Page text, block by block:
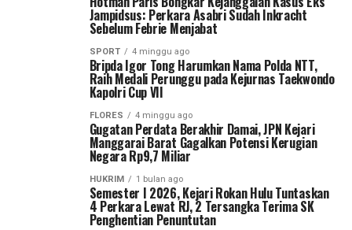
Jampidsus: Perkara Asabri Sudah Inkracht
Sebelum Febrie Menjabat
SPORT 4 minggu ago
Bripda Igor Tong Harumkan Nama Polda NTT,
Raih Medali Perunggu pada Kejurnas Taekwondo
Kapolri Cup VII
FLORES 4 minggu ago
Gugatan Perdata Berakhir Damai, JPN Kejari
Manggarai Barat Gagalkan Potensi Kerugian
Negara Rp9,7 Miliar
HUKRIM 1 bulan ago
Semester I 2026, Kejari Rokan Hulu Tuntaskan
4 Perkara Lewat RJ, 2 Tersangka Terima SK
Penghentian Penuntutan